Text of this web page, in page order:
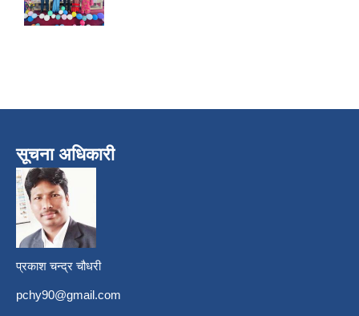
सूचना अधिकारी
प्रकाश चन्द्र चौधरी
pchy90@gmail.com